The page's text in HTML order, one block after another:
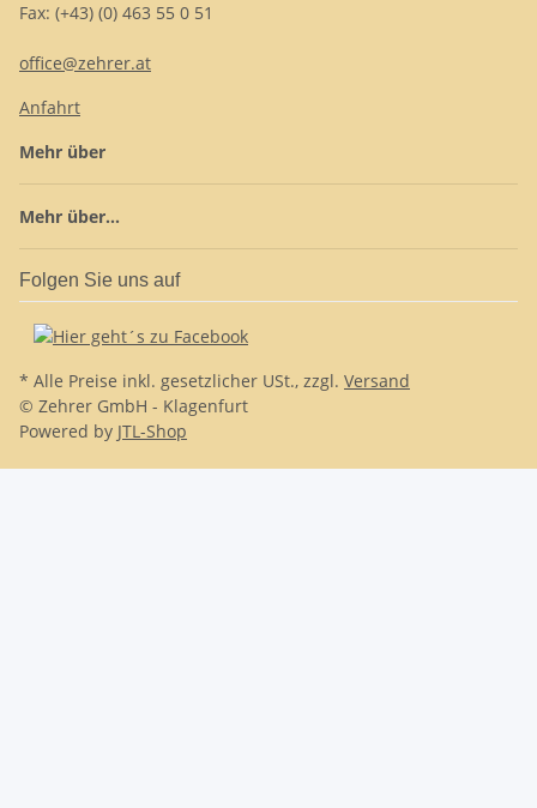
Fax: (+43) (0) 463 55 0 51
office@zehrer.at
Anfahrt
Mehr über
Mehr über...
Folgen Sie uns auf
* Alle Preise inkl. gesetzlicher USt., zzgl. Versand
© Zehrer GmbH - Klagenfurt
Powered by JTL-Shop